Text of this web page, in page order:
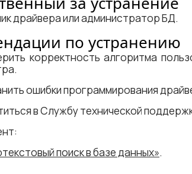
драйвера или администратор БД.
по устранению
корректность алгоритма
ошибки программирования
в Cлужбу технической
поиск в базе данных».